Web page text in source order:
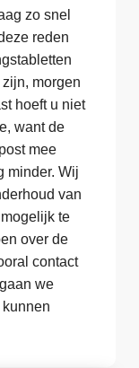
zo snel
reden
morgen
hoeft u niet
want de
mee
minder. Wij
van
te
over de
contact
we